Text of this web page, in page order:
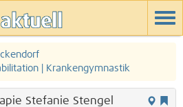
| Krankengymnastik
Stefanie Stengel